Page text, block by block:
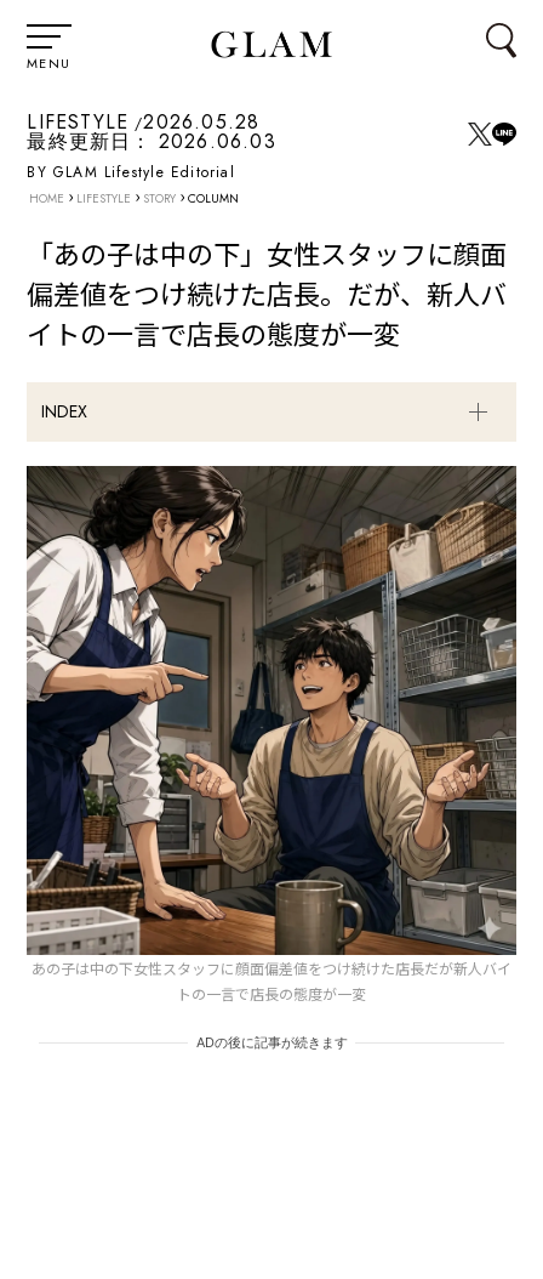
MENU
LIFESTYLE 2026.05.28
最終更新日： 2026.06.03
BY GLAM Lifestyle Editorial
HOME › LIFESTYLE › STORY › COLUMN
「あの子は中の下」女性スタッフに顔面
偏差値をつけ続けた店長。だが、新人バ
イトの一言で店長の態度が一変
INDEX
あの子は中の下女性スタッフに顔面偏差値をつけ続けた店長だが新人バイ
トの一言で店長の態度が一変
ADの後に記事が続きます